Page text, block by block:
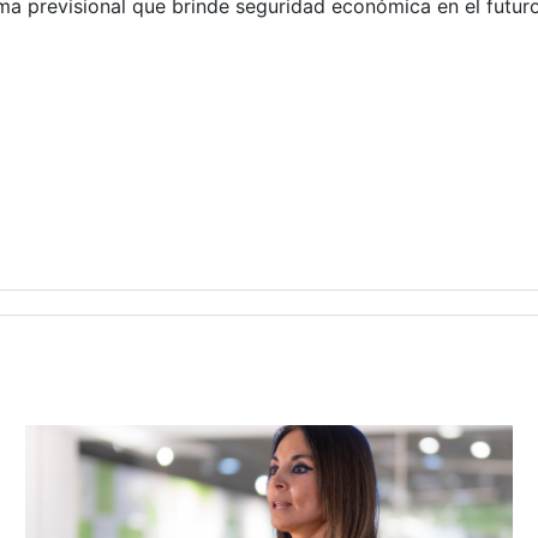
previsional que brinde seguridad económica en el